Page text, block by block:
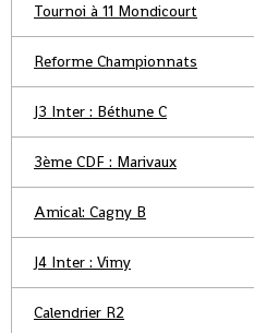
Tournoi à 11 Mondicourt
Reforme Championnats
J3 Inter : Béthune C
3ème CDF : Marivaux
Amical: Cagny B
J4 Inter : Vimy
Calendrier R2